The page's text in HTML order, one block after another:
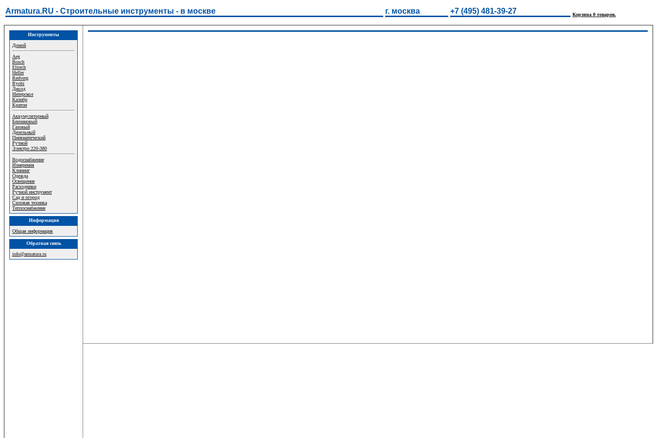
Armatura.RU - Строительные инструменты - в москве г. москва +7 (495) 481-39-27 Корзина 0 товаров.
Инструменты
Домой
Aeg
Bosch
Elitech
Heller
Redverg
Ryobi
Диолд
Интерскол
Калибр
Кратон
Аккумуляторный
Бензиновый
Газовый
Дизельный
Пневматический
Ручной
Электро 220-380
Водоснабжение
Измерения
Клининг
Одежда
Освещение
Расходники
Ручной инструмент
Сад и огород
Силовая техника
Теплоснабжение
Информация
Общая информация
Обратная связь
info@armatura.ru